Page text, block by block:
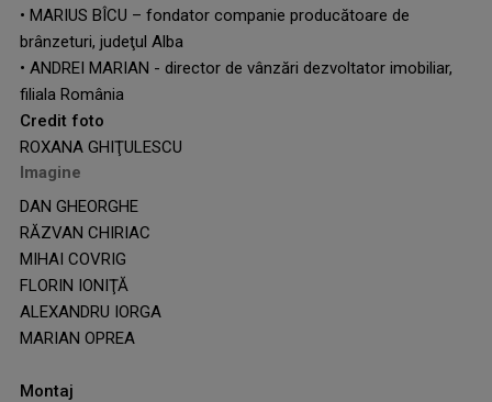
• MARIUS BÎCU – fondator companie producătoare de
brânzeturi, judeţul Alba
• ANDREI MARIAN - director de vânzări dezvoltator imobiliar,
filiala România
Credit foto
ROXANA GHIŢULESCU
Imagine
DAN GHEORGHE
RĂZVAN CHIRIAC
MIHAI COVRIG
FLORIN IONIŢĂ
ALEXANDRU IORGA
MARIAN OPREA
Montaj